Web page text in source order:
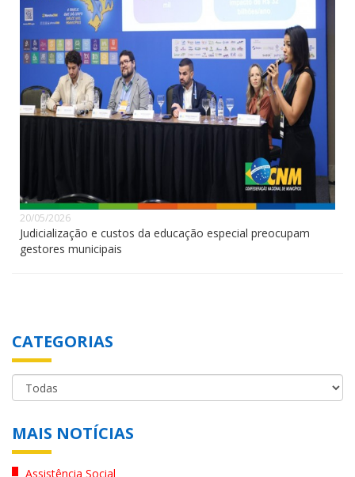
20/05/2026
Judicialização e custos da educação especial preocupam
gestores municipais
CATEGORIAS
MAIS NOTÍCIAS
Assistência Social